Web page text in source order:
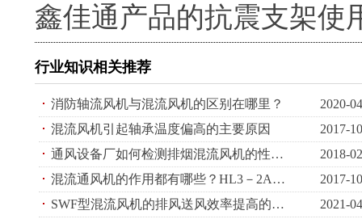
鑫佳通产品的抗震支架使
行业知识相关推荐
消防轴流风机与混流风机的区别在哪里？
2020-
混流风机引起轴承温度偏高的主要原因
2017-
通风设备厂如何检测排烟混流风机的性能？高温排烟混流风机制造与检测
2018-
混流通风机的作用都有哪些？HL3－2A【SWF（B）】系列混流风机介绍
2017-
SWF型混流风机的排风送风效率提高的方法有哪些？
2021-